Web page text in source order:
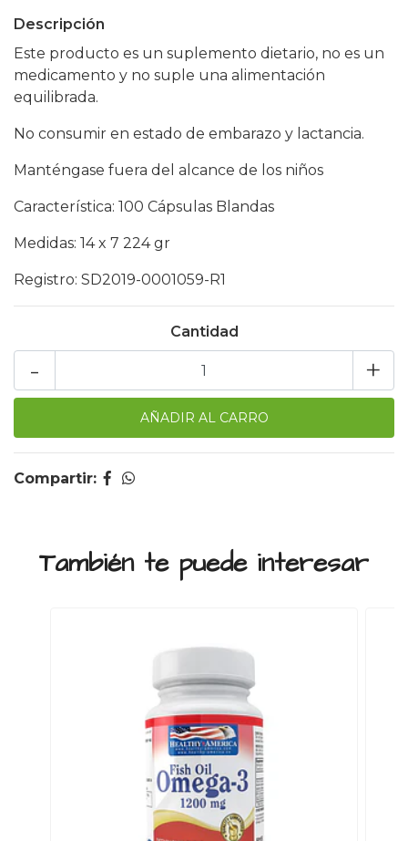
Descripción
Este producto es un suplemento dietario, no es un
medicamento y no suple una alimentación
equilibrada.
No consumir en estado de embarazo y lactancia.
Manténgase fuera del alcance de los niños
Característica: 100 Cápsulas Blandas
Medidas: 14 x 7 224 gr
Registro: SD2019-0001059-R1
Cantidad
+
-
Compartir:
También te puede interesar